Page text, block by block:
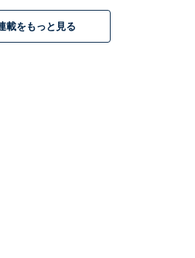
も明るくて、性格もよくて敵とい
載をもっと見る